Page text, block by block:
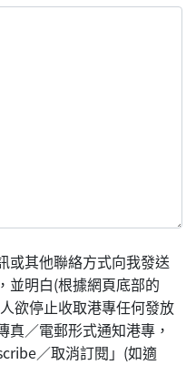
或其他聯絡方式向我發送
並明白(根據網頁底部的
欲停止收取港專任何發放
真／電郵形式通知港專，
／取消訂閱」(如適